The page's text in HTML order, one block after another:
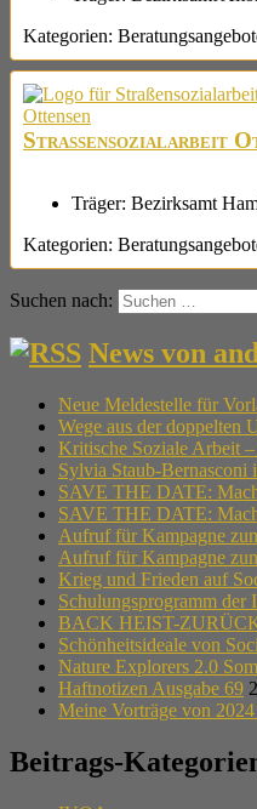
Kategorien:
Straßensozialarbeit
Träger: Bezirksamt
Kategorien:
Suchen nach:
News von
Neue Meldestelle für
Wege aus der doppelten
Kritische Soziale Arbeit
Sylvia Staub-Bernasconi
SAVE THE DATE:
SAVE THE DATE:
Aufruf für Kampagne
Aufruf für Kampagne
Krieg und Frieden auf
Schulungsprogramm der
BACK HEIST-
Schönheitsideale von
Nature Explorers 2.0
Haftnotizen Ausgabe 69
Meine Vorträge von
Beitrags-